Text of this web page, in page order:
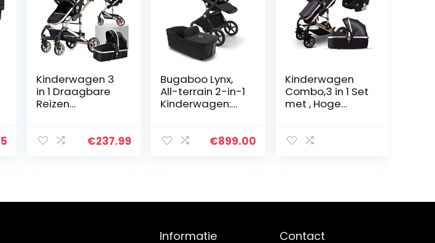
Kinderwagen 3
in 1 Draagbare
Reizen
Kinderwagens
€237.99
Bugaboo Lynx,
All-terrain 2-in-1
Kinderwagen:
Comfort
€899.00
Kinderwagen
Combo,3 in 1 Set
met , Hoge
Kinderwagen
Peuter…
Informatie Contact